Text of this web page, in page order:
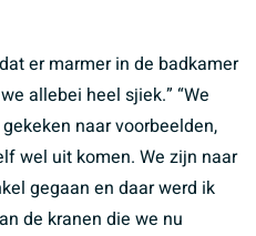
er marmer in de badkamer
allebei heel sjiek.” “We
naar voorbeelden,
wel uit komen. We zijn naar
gegaan en daar werd ik
de kranen die we nu